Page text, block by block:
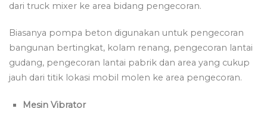
dari truck mixer ke area bidang pengecoran.
Biasanya pompa beton digunakan untuk pengecoran
bangunan bertingkat, kolam renang, pengecoran lantai
gudang, pengecoran lantai pabrik dan area yang cukup
jauh dari titik lokasi mobil molen ke area pengecoran.
Mesin Vibrator